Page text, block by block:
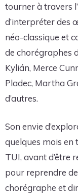
tourner à travers
d’interpréter des
néo-classique et
de chorégraphes
Kylián, Merce
Pladec, Martha
d’autres.
Son envie
quelques mois en
TUI, avant d’être
pour reprendre
chorégraphe et